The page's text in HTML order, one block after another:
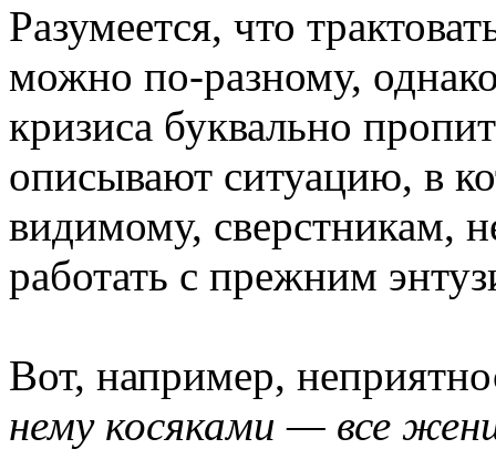
Разумеется, что
можно по-разному,
кризиса буквально
описывают ситуацию, в
видимому, сверстникам,
работать с прежним
Вот, например,
нему косяками — все